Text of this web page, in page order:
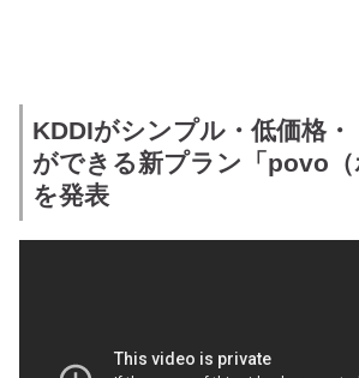
KDDIがシンプル・低価格
ができる新プラン「povo（
を発表